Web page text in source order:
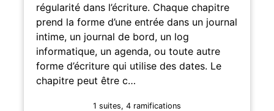
régularité dans l’écriture. Chaque chapitre
prend la forme d’une entrée dans un journal
intime, un journal de bord, un log
informatique, un agenda, ou toute autre
forme d’écriture qui utilise des dates. Le
chapitre peut être c…
1 suites, 4 ramifications